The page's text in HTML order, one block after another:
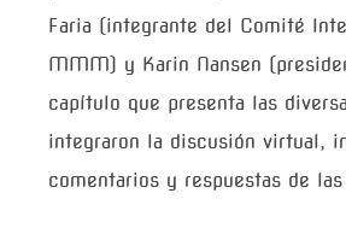
Faria (integrante del Comité
MMM) y Karin Nansen
capítulo que presenta las
integraron la discusión virtual,
comentarios y respuestas de